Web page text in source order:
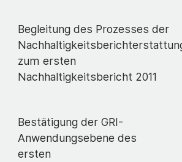
Begleitung des Prozesses der
zum ersten
Nachhaltigkeitsbericht 2011
Bestätigung der GRI-
Anwendungsebene des
ersten